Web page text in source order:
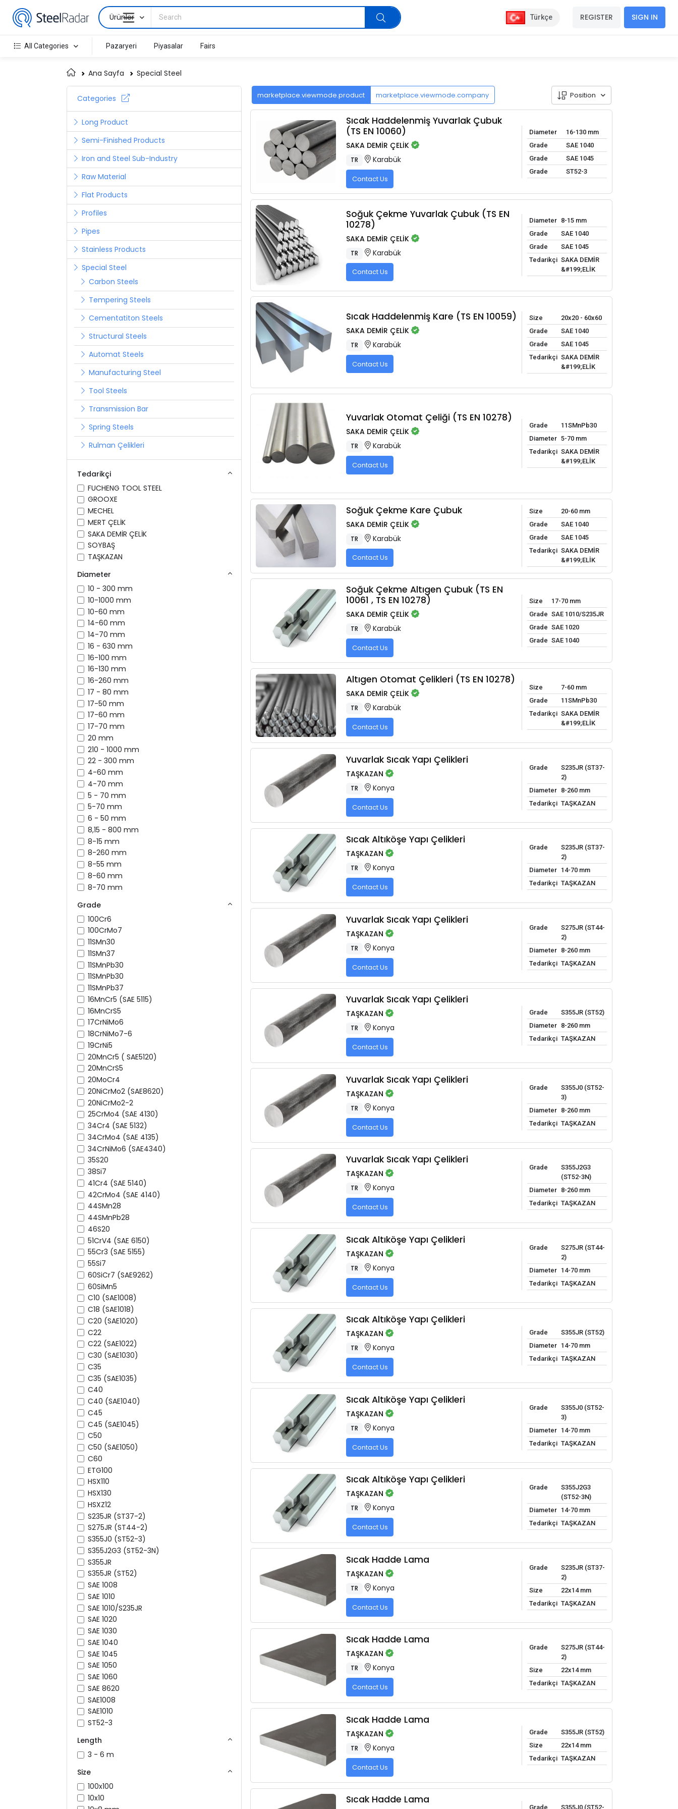
Ürünler Türkçe REGISTER SIGN IN
All Categories Pazaryeri Piyasalar Fairs
Ana Sayfa Special Steel
Categories
Long Product
Semi-Finished Products
Iron and Steel Sub-Industry
Raw Material
Flat Products
Profiles
Pipes
Stainless Products
Special Steel
Carbon Steels
Tempering Steels
Cementatiton Steels
Structural Steels
Automat Steels
Manufacturing Steel
Tool Steels
Transmission Bar
Spring Steels
Rulman Çelikleri
Tedarikçi
FUCHENG TOOL STEEL
GROOXE
MECHEL
MERT ÇELİK
SAKA DEMİR ÇELİK
SOYBAŞ
TAŞKAZAN
Diameter
10 - 300 mm
10-1000 mm
10-60 mm
14-60 mm
14-70 mm
16 - 630 mm
16-100 mm
16-130 mm
16-260 mm
17 - 80 mm
17-50 mm
17-60 mm
17-70 mm
20 mm
210 - 1000 mm
22 - 300 mm
4-60 mm
4-70 mm
5 - 70 mm
5-70 mm
6 - 50 mm
8,15 - 800 mm
8-15 mm
8-260 mm
8-55 mm
8-60 mm
8-70 mm
Grade
100Cr6
100CrMo7
11SMn30
11SMn37
11SMnPb30
11SMnPb30
11SMnPb37
16MnCr5 (SAE 5115)
16MnCrS5
17CrNiMo6
18CrNiMo7-6
19CrNi5
20MnCr5 ( SAE5120)
20MnCrS5
20MoCr4
20NiCrMo2 (SAE8620)
20NiCrMo2-2
25CrMo4 (SAE 4130)
34Cr4 (SAE 5132)
34CrMo4 (SAE 4135)
34CrNiMo6 (SAE4340)
35S20
38Si7
41Cr4 (SAE 5140)
42CrMo4 (SAE 4140)
44SMn28
44SMnPb28
46S20
51CrV4 (SAE 6150)
55Cr3 (SAE 5155)
55Si7
60SiCr7 (SAE9262)
60SiMn5
C10 (SAE1008)
C18 (SAE1018)
C20 (SAE1020)
C22
C22 (SAE1022)
C30 (SAE1030)
C35
C35 (SAE1035)
C40
C40 (SAE1040)
C45
C45 (SAE1045)
C50
C50 (SAE1050)
C60
ETG100
HSX110
HSX130
HSXZ12
S235JR (ST37-2)
S275JR (ST44-2)
S355J0 (ST52-3)
S355J2G3 (ST52-3N)
S355JR
S355JR (ST52)
SAE 1008
SAE 1010
SAE 1010/S235JR
SAE 1020
SAE 1030
SAE 1040
SAE 1045
SAE 1050
SAE 1060
SAE 8620
SAE1008
SAE1010
ST52-3
Length
3 - 6 m
Size
100x100
10x10
marketplace.viewmode.product marketplace.viewmode.company Position
Sıcak Haddelenmiş Yuvarlak Çubuk
(TS EN 10060)
SAKA DEMİR ÇELİK
TR Karabük
Contact Us
Diameter
16-130 mm
Grade
SAE 1040
Grade
SAE 1045
Grade
ST52-3
Soğuk Çekme Yuvarlak Çubuk (TS EN
10278)
SAKA DEMİR ÇELİK
TR Karabük
Contact Us
Diameter
8-15 mm
Grade
SAE 1040
Grade
SAE 1045
Tedarikçi SAKA DEMİR
&#199;ELİK
Sıcak Haddelenmiş Kare (TS EN 10059)
SAKA DEMİR ÇELİK
TR Karabük
Contact Us
Size
20x20 - 60x60
Grade
SAE 1040
Grade
SAE 1045
Tedarikçi SAKA DEMİR
&#199;ELİK
Yuvarlak Otomat Çeliği (TS EN 10278)
SAKA DEMİR ÇELİK
TR Karabük
Contact Us
Grade
11SMnPb30
Diameter 5-70 mm
Tedarikçi SAKA DEMİR
&#199;ELİK
Soğuk Çekme Kare Çubuk
SAKA DEMİR ÇELİK
TR Karabük
Contact Us
Size
20-60 mm
Grade
SAE 1040
Grade
SAE 1045
Tedarikçi SAKA DEMİR
&#199;ELİK
Soğuk Çekme Altıgen Çubuk (TS EN
10061 , TS EN 10278)
SAKA DEMİR ÇELİK
TR Karabük
Contact Us
Size
17-70 mm
Grade SAE 1010/S235JR
Grade SAE 1020
Grade SAE 1040
Altıgen Otomat Çelikleri (TS EN 10278)
SAKA DEMİR ÇELİK
TR Karabük
Contact Us
Size
7-60 mm
Grade
11SMnPb30
Tedarikçi SAKA DEMİR
&#199;ELİK
Yuvarlak Sıcak Yapı Çelikleri
TAŞKAZAN
TR Konya
Contact Us
Grade
S235JR (ST37-
2)
Diameter
8-260 mm
Tedarikçi TAŞKAZAN
Sıcak Altıköşe Yapı Çelikleri
TAŞKAZAN
TR Konya
Contact Us
Grade
S235JR (ST37-
2)
Diameter
14-70 mm
Tedarikçi TAŞKAZAN
Yuvarlak Sıcak Yapı Çelikleri
TAŞKAZAN
TR Konya
Contact Us
Grade
S275JR (ST44-
2)
Diameter
8-260 mm
Tedarikçi TAŞKAZAN
Yuvarlak Sıcak Yapı Çelikleri
TAŞKAZAN
TR Konya
Contact Us
Grade
S355JR (ST52)
Diameter
8-260 mm
Tedarikçi TAŞKAZAN
Yuvarlak Sıcak Yapı Çelikleri
TAŞKAZAN
TR Konya
Contact Us
Grade
S355J0 (ST52-
3)
Diameter
8-260 mm
Tedarikçi TAŞKAZAN
Yuvarlak Sıcak Yapı Çelikleri
TAŞKAZAN
TR Konya
Contact Us
Grade
S355J2G3
(ST52-3N)
Diameter
8-260 mm
Tedarikçi TAŞKAZAN
Sıcak Altıköşe Yapı Çelikleri
TAŞKAZAN
TR Konya
Contact Us
Grade
S275JR (ST44-
2)
Diameter
14-70 mm
Tedarikçi TAŞKAZAN
Sıcak Altıköşe Yapı Çelikleri
TAŞKAZAN
TR Konya
Contact Us
Grade
S355JR (ST52)
Diameter
14-70 mm
Tedarikçi TAŞKAZAN
Sıcak Altıköşe Yapı Çelikleri
TAŞKAZAN
TR Konya
Contact Us
Grade
S355J0 (ST52-
3)
Diameter
14-70 mm
Tedarikçi TAŞKAZAN
Sıcak Altıköşe Yapı Çelikleri
TAŞKAZAN
TR Konya
Contact Us
Grade
S355J2G3
(ST52-3N)
Diameter
14-70 mm
Tedarikçi TAŞKAZAN
Sıcak Hadde Lama
TAŞKAZAN
TR Konya
Contact Us
Grade
S235JR (ST37-
2)
Size
22x14 mm
Tedarikçi TAŞKAZAN
Sıcak Hadde Lama
TAŞKAZAN
TR Konya
Contact Us
Grade
S275JR (ST44-
2)
Size
22x14 mm
Tedarikçi TAŞKAZAN
Sıcak Hadde Lama
TAŞKAZAN
TR Konya
Contact Us
Grade
S355JR (ST52)
Size
22x14 mm
Tedarikçi TAŞKAZAN
Sıcak Hadde Lama
Grade S355J0 (ST52-